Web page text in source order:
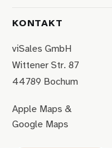
KONTAKT
viSales GmbH
Wittener Str. 87
44789 Bochum
Apple Maps &
Google Maps